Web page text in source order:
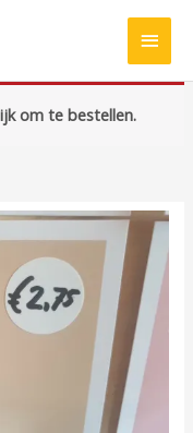
om te bestellen.